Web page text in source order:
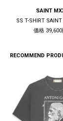
SAINT
SS T-SHIRT
価格
RECOMMEND